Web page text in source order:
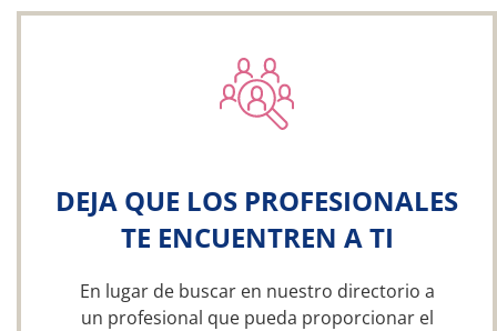
DEJA QUE LOS PROFESIONALES
TE ENCUENTREN A TI
En lugar de buscar en nuestro directorio a
un profesional que pueda proporcionar el